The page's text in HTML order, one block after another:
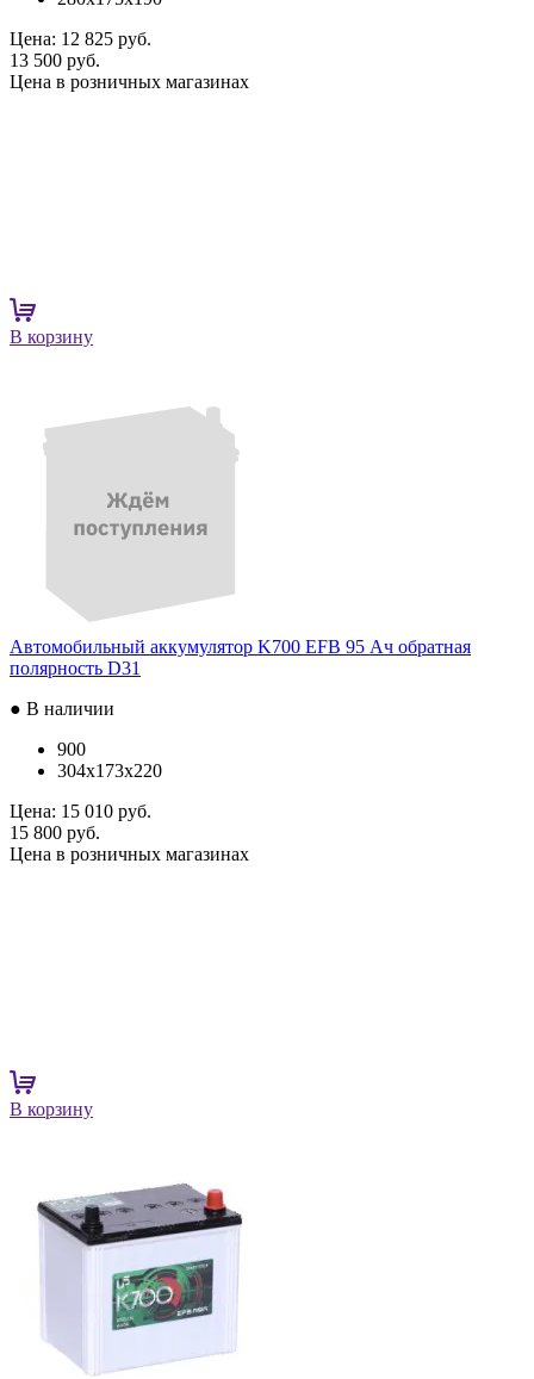
Цена: 12 825 руб.
13 500 руб.
Цена в розничных магазинах
В корзину
Автомобильный аккумулятор K700 EFB 95 Ач обратная
полярность D31
● В наличии
900
304x173x220
Цена: 15 010 руб.
15 800 руб.
Цена в розничных магазинах
В корзину